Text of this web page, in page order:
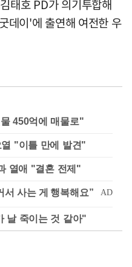
태호 PD가 의기투합해
데이'에 출연해 여전한 우
450억에 매물로"
"이틀 만에 발견"
열애 "결혼 전제"
날 죽이는 것 같아"